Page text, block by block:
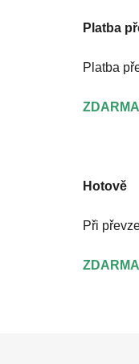
Platba
Platba
ZDARMA
Hotově
Při
ZDARMA